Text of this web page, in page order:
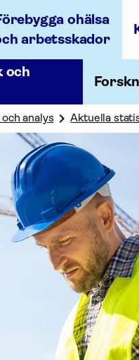
ohälsa
arbetsskador
och
analys Aktuella